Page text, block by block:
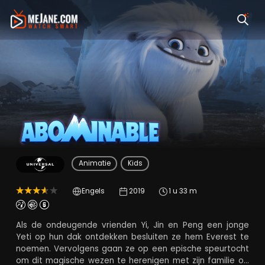
Abominable
Animatie Kids
Engels 2019 1 u 33 m
Als de ondeugende vrienden Yi, Jin en Peng een jonge
Yeti op hun dak ontdekken besluiten ze hem Everest te
noemen. Vervolgens gaan ze op een epische speurtocht
om dit magische wezen te herenigen met zijn familie op